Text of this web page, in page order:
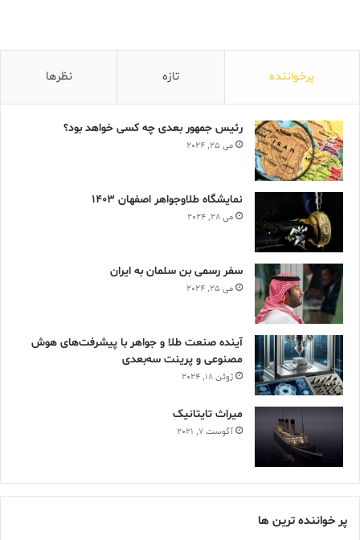
پرخواننده تازه نظرها
رئیس جمهور بعدی چه کسی خواهد بود؟
می 25, 2024
نمایشگاه طلاوجواهر اصفهان 1403
می 28, 2024
سفر رسمی بن سلمان به ایران
می 25, 2024
آینده صنعت طلا و جواهر با پیشرفت‌های هوش
مصنوعی و پرینت سه‌بعدی
ژوئن 18, 2024
ميراث تايتانيک
آگوست 7, 2021
پر خواننده ترین ها